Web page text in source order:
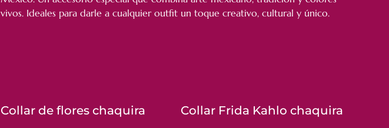
vivos. Ideales para darle a cualquier outfit un toque creativo, cultural y único.
Collar de flores chaquira Collar Frida Kahlo chaquira